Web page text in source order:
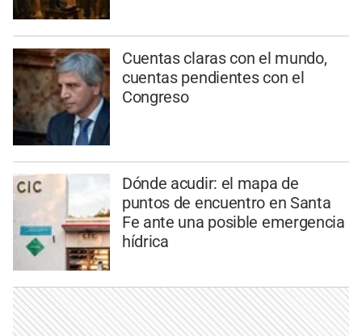
Cuentas claras con el mundo,
cuentas pendientes con el
Congreso
Dónde acudir: el mapa de
puntos de encuentro en Santa
Fe ante una posible emergencia
hídrica